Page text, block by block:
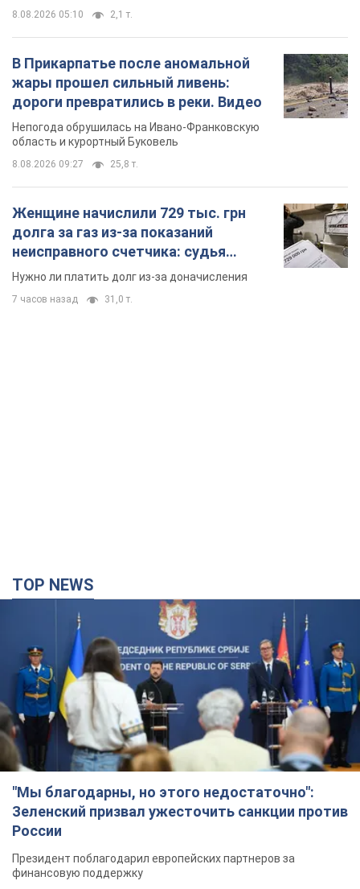
8.08.2026 05:10 2,1 т.
В Прикарпатье после аномальной
жары прошел сильный ливень:
дороги превратились в реки. Видео
Непогода обрушилась на Ивано-Франковскую
область и курортный Буковель
8.08.2026 09:27 25,8 т.
Женщине начислили 729 тыс. грн
долга за газ из-за показаний
неисправного счетчика: судья
вынес неожиданное решение
Нужно ли платить долг из-за доначисления
7 часов назад 31,0 т.
TOP NEWS
"Мы благодарны, но этого недостаточно":
Зеленский призвал ужесточить санкции против
России
Президент поблагодарил европейских партнеров за
финансовую поддержку